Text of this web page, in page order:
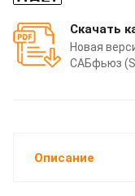
Скачать
Новая
САБфьюз
Описание